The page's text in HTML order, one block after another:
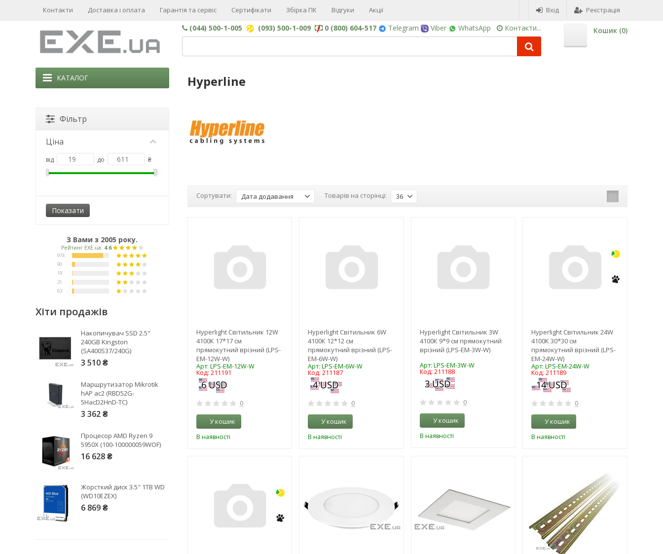
Контакти Доставка і оплата Гарантія та сервіс Сертифікати Збірка ПК Відгуки Акції Вхід Реєстрація
(044) 500-1-005 (093) 500-1-009 0 (800) 604-517 Telegram Viber WhatsApp Контакти... Кошик (0)
КАТАЛОГ Hyperline
Сортувати: Дата додавання Товарів на сторінці: 36
Hyperlight Світильник 12W
4100К 17*17 см
прямокутний врізний (LPS-
EM-12W-W)
Арт: LPS-EM-12W-W
Код: 211191
0
У кошик
В наявності
Hyperlight Світильник 6W
4100К 12*12 см
прямокутний врізний (LPS-
EM-6W-W)
Арт: LPS-EM-6W-W
Код: 211187
0
У кошик
В наявності
Hyperlight Світильник 3W
4100К 9*9 см прямокутний
врізний (LPS-EM-3W-W)
Арт: LPS-EM-3W-W
Код: 211188
0
У кошик
В наявності
Hyperlight Світильник 24W
4100К 30*30 см
прямокутний врізний (LPS-
EM-24W-W)
Арт: LPS-EM-24W-W
Код: 211189
0
У кошик
В наявності
Фільтр
Ціна
від до ₴
З Вами з 2005 року.
Рейтинг EXE.ua: 4.6
974
90
19
63
Хіти продажів
Накопичувач SSD 2.5"
240GB Kingston
(SA400S37/240G)
3 510 ₴
Маршрутизатор Mikrotik
hAP ac2 (RBD52G-
5HacD2HnD-TC)
3 362 ₴
Процесор AMD Ryzen 9
5950X (100-100000059WOF)
16 628 ₴
Жорсткий диск 3.5" 1TB WD
(WD10EZEX)
6 869 ₴